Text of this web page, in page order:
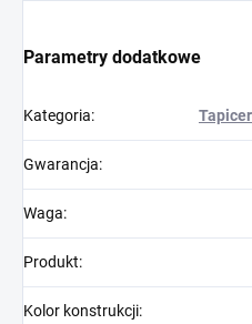
Parametry dodatkowe
Kategoria:
Gwarancja:
Waga:
Produkt:
Kolor konstrukcji: